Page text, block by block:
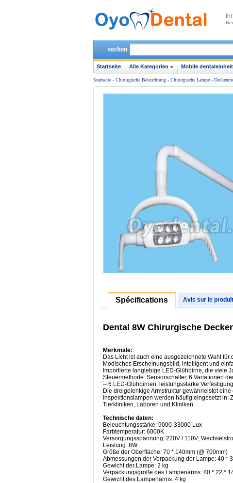
suchen
Startseite Alle Kategorien Mobile dentaleinheit
Startseite - Chirurgische Beleuchtung - Chirurgische Lampe -
Spécifications Avis sur le produit
Dental 8W Chirurgische
Merkmale:
Das Licht ist auch eine ausgezeichnete Wahl
Modisches Erscheinungsbild, intelligent und
Importierte langlebige LED-Glühbirne, die viele
Steuermethode: Sensorschalter, 6 Variationen
-- 6 LED-Glühbirnen, leistungsstarke
Die dreigelenkige Armstruktur gewährleistet
Inspektionslampen werden häufig eingesetzt in:
Tierkliniken, Laboren und Kliniken.
Technische daten:
Beleuchtungsstärke: 9000-33000 Lux
Farbtemperatur: 6000K
Versorgungsspannung: 220V / 110V;
Leistung: 8W
Größe der Oberfläche: 70 * 140mm (@ 700mm)
Abmessungen der Verpackung der Lampe: 40 *
Gewicht der Lampe: 2 kg
Verpackungsgröße des Lampenarms: 80 * 22 *
Gewicht des Lampenarms: 4 kg